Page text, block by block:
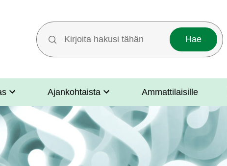
Hakutermit
Ajankohtaista Ammattilaisille